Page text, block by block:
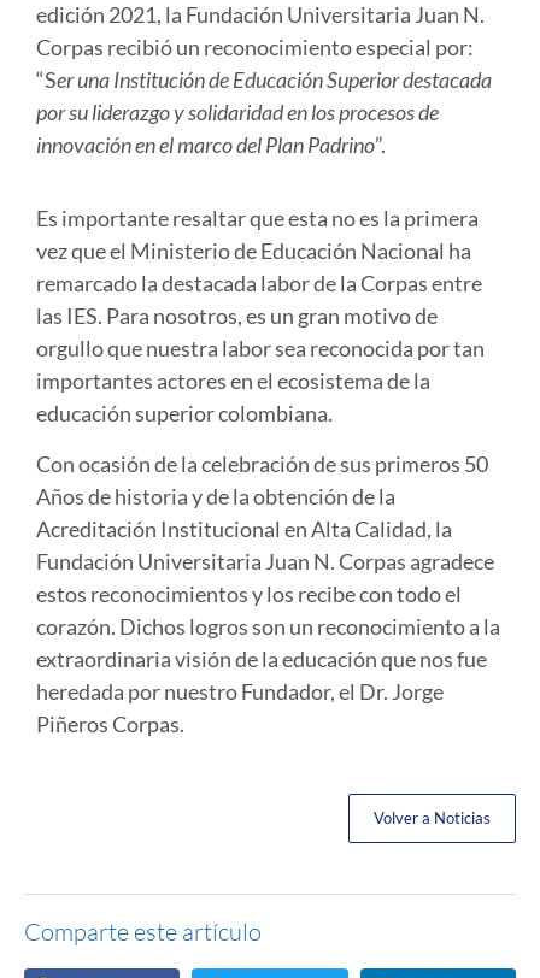
edición 2021, la Fundación Universitaria Juan N.
Corpas recibió un reconocimiento especial por:
“Ser una Institución de Educación Superior destacada
por su liderazgo y solidaridad en los procesos de
innovación en el marco del Plan Padrino”.
Es importante resaltar que esta no es la primera
vez que el Ministerio de Educación Nacional ha
remarcado la destacada labor de la Corpas entre
las IES. Para nosotros, es un gran motivo de
orgullo que nuestra labor sea reconocida por tan
importantes actores en el ecosistema de la
educación superior colombiana.
Con ocasión de la celebración de sus primeros 50
Años de historia y de la obtención de la
Acreditación Institucional en Alta Calidad, la
Fundación Universitaria Juan N. Corpas agradece
estos reconocimientos y los recibe con todo el
corazón. Dichos logros son un reconocimiento a la
extraordinaria visión de la educación que nos fue
heredada por nuestro Fundador, el Dr. Jorge
Piñeros Corpas.
Volver a Noticias
Comparte este artículo